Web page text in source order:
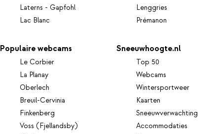
Laterns - Gapfohl
Lac Blanc
Lenggries
Prémanon
Populaire webcams
Le Corbier
La Planay
Oberlech
Breuil-Cervinia
Finkenberg
Voss (Fjellandsby)
Sneeuwhoogte.nl
Top 50
Webcams
Wintersportweer
Kaarten
Sneeuwverwachting
Accommodaties